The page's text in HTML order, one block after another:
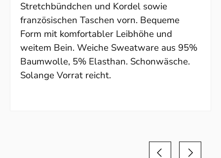
Stretchbündchen und Kordel sowie
französischen Taschen vorn. Bequeme
Form mit komfortabler Leibhöhe und
weitem Bein. Weiche Sweatware aus 95%
Baumwolle, 5% Elasthan. Schonwäsche.
Solange Vorrat reicht.